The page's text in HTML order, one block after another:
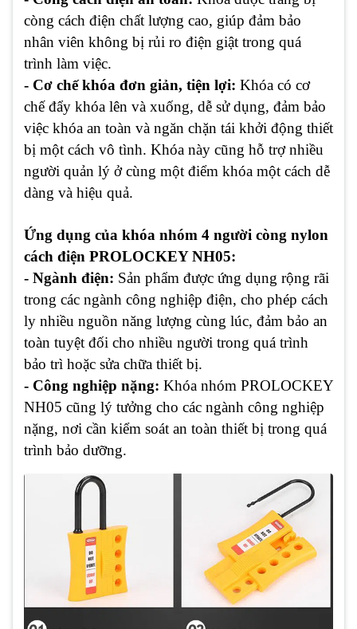
còng cách điện chất lượng cao, giúp đảm bảo
nhân viên không bị rủi ro điện giật trong quá
trình làm việc.
- Cơ chế khóa đơn giản, tiện lợi: Khóa có cơ
chế đẩy khóa lên và xuống, dễ sử dụng, đảm bảo
việc khóa an toàn và ngăn chặn tái khởi động thiết
bị một cách vô tình. Khóa này cũng hỗ trợ nhiều
người quản lý ở cùng một điểm khóa một cách dễ
dàng và hiệu quả.
Ứng dụng của khóa nhóm 4 người còng nylon
cách điện PROLOCKEY NH05:
- Ngành điện: Sản phẩm được ứng dụng rộng rãi
trong các ngành công nghiệp điện, cho phép cách
ly nhiều nguồn năng lượng cùng lúc, đảm bảo an
toàn tuyệt đối cho nhiều người trong quá trình
bảo trì hoặc sửa chữa thiết bị.
- Công nghiệp nặng: Khóa nhóm PROLOCKEY
NH05 cũng lý tưởng cho các ngành công nghiệp
nặng, nơi cần kiểm soát an toàn thiết bị trong quá
trình bảo dưỡng.